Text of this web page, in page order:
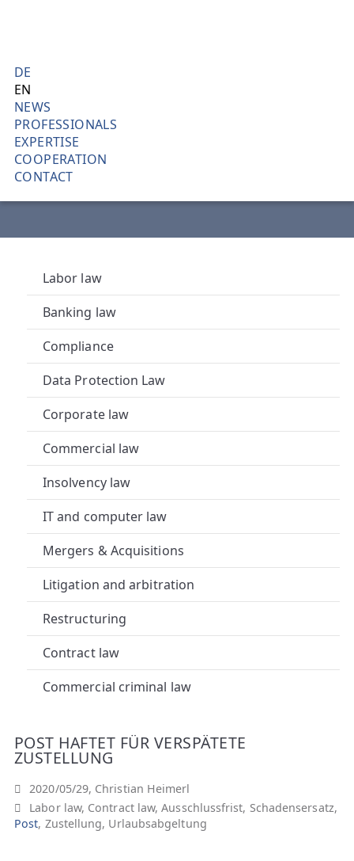
H
L
N
D
U
H
A
N
W
Ä
DE
EN
NEWS
PROFESSIONALS
EXPERTISE
COOPERATION
CONTACT
Labor law
Banking law
Compliance
Data Protection Law
Corporate law
Commercial law
Insolvency law
IT and computer law
Mergers & Acquisitions
Litigation and arbitration
Restructuring
Contract law
Commercial criminal law
POST HAFTET FÜR VERSPÄTETE
ZUSTELLUNG
2020/05/29, Christian Heimerl
Labor law, Contract law,Ausschlussfrist, Schadensersatz,
Post, Zustellung, Urlaubsabgeltung